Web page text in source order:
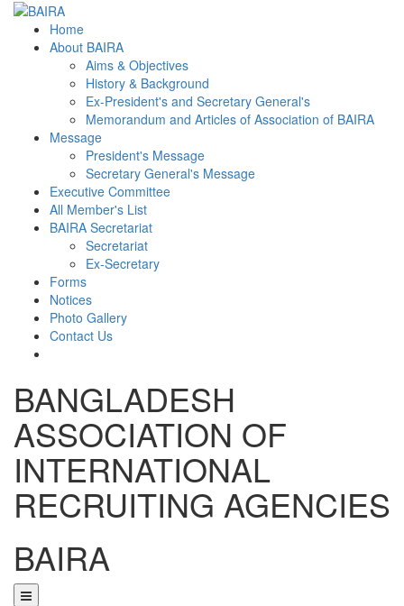
Home
About BAIRA
Aims & Objectives
History & Background
Ex-President's and Secretary General's
Memorandum and Articles of Association of BAIRA
Message
President's Message
Secretary General's Message
Executive Committee
All Member's List
BAIRA Secretariat
Secretariat
Ex-Secretary
Forms
Notices
Photo Gallery
Contact Us
BANGLADESH
ASSOCIATION OF
INTERNATIONAL
RECRUITING AGENCIES
BAIRA